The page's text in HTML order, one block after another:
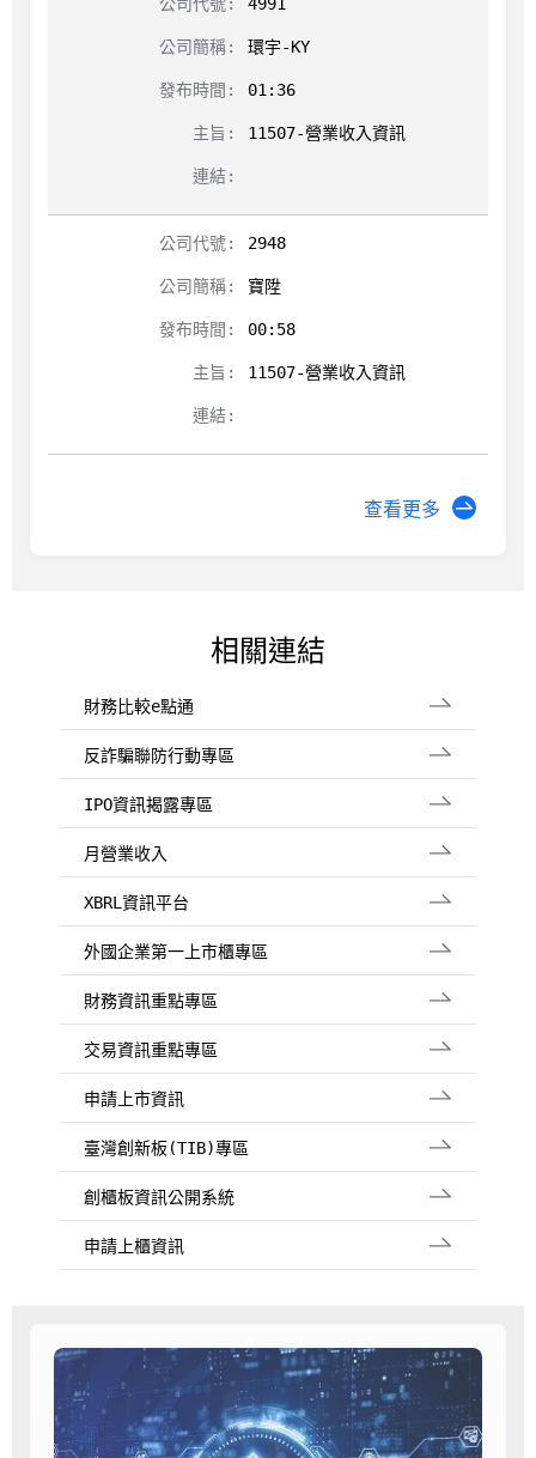
環宇-KY
01:36
11507-營業收入資訊
2948
寶陞
00:58
11507-營業收入資訊
查看更多
相關連結
財務比較e點通
反詐騙聯防行動專區
IPO資訊揭露專區
月營業收入
XBRL資訊平台
外國企業第一上市櫃專區
財務資訊重點專區
交易資訊重點專區
申請上市資訊
臺灣創新板(TIB)專區
創櫃板資訊公開系統
申請上櫃資訊